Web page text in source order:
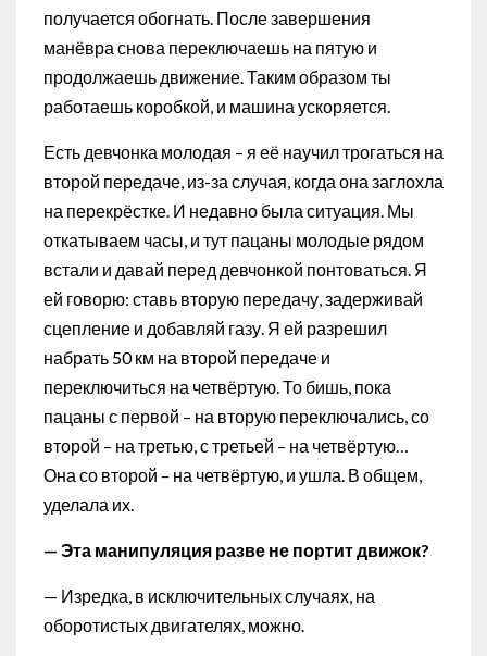
получается обогнать. После завершения
манёвра снова переключаешь на пятую и
продолжаешь движение. Таким образом ты
работаешь коробкой, и машина ускоряется.
Есть девчонка молодая – я её научил трогаться на
второй передаче, из-за случая, когда она заглохла
на перекрёстке. И недавно была ситуация. Мы
откатываем часы, и тут пацаны молодые рядом
встали и давай перед девчонкой понтоваться. Я
ей говорю: ставь вторую передачу, задерживай
сцепление и добавляй газу. Я ей разрешил
набрать 50 км на второй передаче и
переключиться на четвёртую. То бишь, пока
пацаны с первой – на вторую переключались, со
второй – на третью, с третьей – на четвёртую…
Она со второй – на четвёртую, и ушла. В общем,
уделала их.
— Эта манипуляция разве не портит движок?
— Изредка, в исключительных случаях, на
оборотистых двигателях, можно.